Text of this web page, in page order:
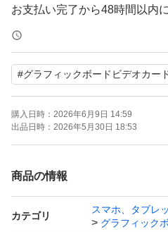
お支払い完了から48時間以内
#グラフィックボードビデオカー
購入日時： 2026年6月9日 14:59
出品日時： 2026年5月30日 18:53
商品の情報
カテゴリ
スマホ、タブレ
グラフィック